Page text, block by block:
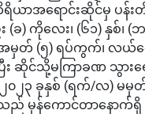
ရိယာအရောင်းဆိုင်မှ ပန်
ခ) ကိုလေး၊ (၆၁) နှစ်၊ (ဘ)
အမှတ် (၅) ရပ်ကွက်၊ လယ်ဝ
ြီး ဆိုင်သို့မကြာခဏ သွား
၂၀၂၃ ခုနှစ် (ရက်/လ) မမှ
ည် မှန်ကောင်တာနောက်